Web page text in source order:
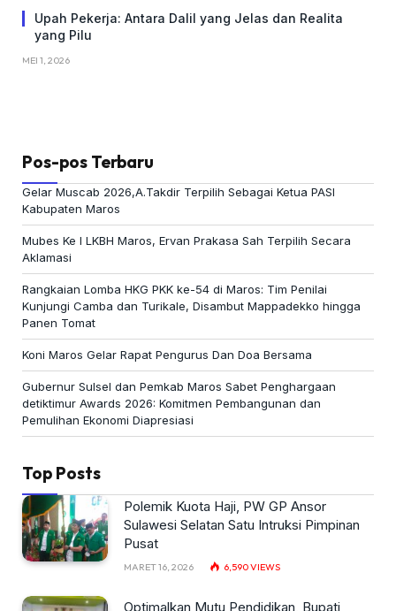
Upah Pekerja: Antara Dalil yang Jelas dan Realita
yang Pilu
MEI 1, 2026
Pos-pos Terbaru
Gelar Muscab 2026,A.Takdir Terpilih Sebagai Ketua PASI
Kabupaten Maros
Mubes Ke I LKBH Maros, Ervan Prakasa Sah Terpilih Secara
Aklamasi
Rangkaian Lomba HKG PKK ke-54 di Maros: Tim Penilai
Kunjungi Camba dan Turikale, Disambut Mappadekko hingga
Panen Tomat
Koni Maros Gelar Rapat Pengurus Dan Doa Bersama
Gubernur Sulsel dan Pemkab Maros Sabet Penghargaan
detiktimur Awards 2026: Komitmen Pembangunan dan
Pemulihan Ekonomi Diapresiasi
Top Posts
Polemik Kuota Haji, PW GP Ansor
Sulawesi Selatan Satu Intruksi Pimpinan
Pusat
MARET 16, 2026 6,590VIEWS
Optimalkan Mutu Pendidikan, Bupati